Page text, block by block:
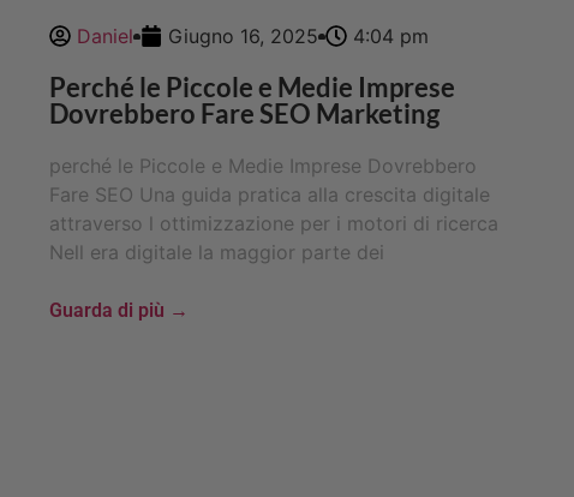
Daniel Giugno 16, 2025 4:04 pm
Perché le Piccole e Medie Imprese
Dovrebbero Fare SEO Marketing
perché le Piccole e Medie Imprese Dovrebbero
Fare SEO Una guida pratica alla crescita digitale
attraverso l ottimizzazione per i motori di ricerca
Nell era digitale la maggior parte dei
Guarda di più →